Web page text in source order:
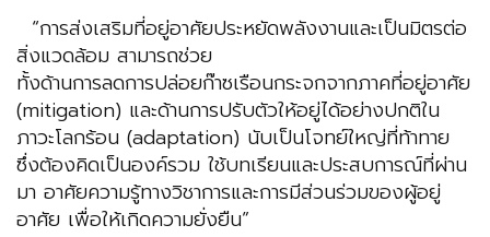
“การส่งเสริมที่อยู่อาศัยประหยัดพลังงานและเป็นมิตรต่อ
สิ่งแวดล้อม สามารถช่วย
ทั้งด้านการลดการปล่อยก๊าซเรือนกระจกจากภาคที่อยู่อาศัย
(mitigation) และด้านการปรับตัวให้อยู่ได้อย่างปกติใน
ภาวะโลกร้อน (adaptation) นับเป็นโจทย์ใหญ่ที่ท้าทาย
ซึ่งต้องคิดเป็นองค์รวม ใช้บทเรียนและประสบการณ์ที่ผ่าน
มา อาศัยความรู้ทางวิชาการและการมีส่วนร่วมของผู้อยู่
อาศัย เพื่อให้เกิดความยั่งยืน”